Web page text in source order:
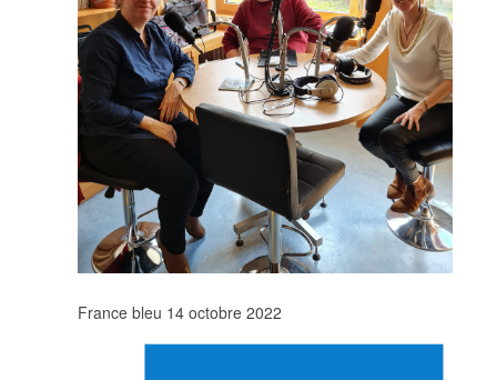
France bleu 14 octobre 2022